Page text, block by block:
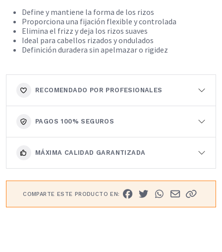
Define y mantiene la forma de los rizos
Proporciona una fijación flexible y controlada
Elimina el frizz y deja los rizos suaves
Ideal para cabellos rizados y ondulados
Definición duradera sin apelmazar o rigidez
RECOMENDADO POR PROFESIONALES
PAGOS 100% SEGUROS
MÁXIMA CALIDAD GARANTIZADA
COMPARTE ESTE PRODUCTO EN: